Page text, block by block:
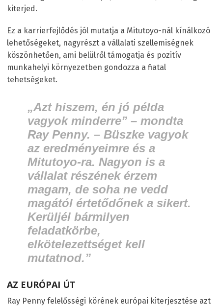
kiterjed.
Ez a karrierfejlődés jól mutatja a Mitutoyo-nál kínálkozó
lehetőségeket, nagyrészt a vállalati szellemiségnek
köszönhetően, ami belülről támogatja és pozitív
munkahelyi környezetben gondozza a fiatal
tehetségeket.
„Azt hiszem, én jó példa
vagyok minderre” – mondta
Ray Penny. – Büszke vagyok
az eredményeimre és a
Mitutoyo-ra. Nagyon is a
vállalat részének érzem
magam, de soha ne vedd
magától értetődőnek a sikert.
Kerüljél bármilyen
feladatkörbe,
elkötelezettséget kell
mutatnod.”
AZ EURÓPAI ÚT
Ray Penny felelősségi körének európai kiterjesztése azt